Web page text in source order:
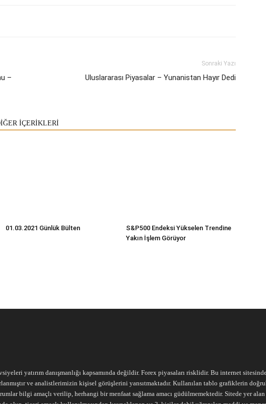
–
Sonraki Yazı
Uluslararası Piyasalar – Yunanistan Hayır Dedi
İÇERİKLERİ
01.03.2021 Günlük Bülten
S&P500 Endeksi Yükselen Trendine
Yakın İşlem Görüyor
yatırım danışmanlığı kapsamında değildir. Forex piyasaları risklidir. Bu internet
ve analistlerimizin kişisel görüşlerini yansıtmaktadır. Kullanılan tablo grafiklerin
bilgi amaçlı verilip, herhangi bir menfaat sağlama amacı güdülmemektedir. Sitede yer